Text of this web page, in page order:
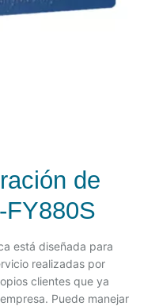
de
está diseñada para
realizadas por
clientes que ya
Puede manejar